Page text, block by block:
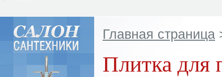
Главная страница
Плитка